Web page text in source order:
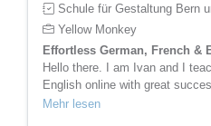
Schule für Gestaltung Bern
Yellow Monkey
Effortless German, French &
Hello there. I am Ivan and I
English online with great
Mehr lesen